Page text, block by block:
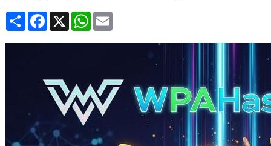
CondividiFacebook
X WhatsApp